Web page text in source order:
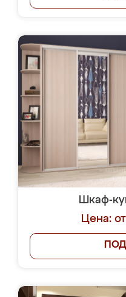
Шкаф-
Цена: